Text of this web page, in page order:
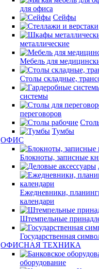
для офиса
Сейфы
металлические
Мебель для
Столы складные,
системы
переговоров
Тумбы
ОФИС
Блокноты, записные
Ежедневники,
календари
Штемпельные
Государственная
ОФИСНАЯ ТЕХНИКА
оборудование